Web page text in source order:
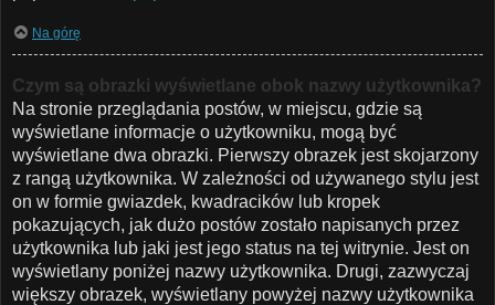
Na górę
Czym są obrazki wyświetlane obok nazwy użytkownika?
Na stronie przeglądania postów, w miejscu, gdzie są
wyświetlane informacje o użytkowniku, mogą być
wyświetlane dwa obrazki. Pierwszy obrazek jest skojarzony
z rangą użytkownika. W zależności od używanego stylu jest
on w formie gwiazdek, kwadracików lub kropek
pokazujących, jak dużo postów zostało napisanych przez
użytkownika lub jaki jest jego status na tej witrynie. Jest on
wyświetlany poniżej nazwy użytkownika. Drugi, zazwyczaj
większy obrazek, wyświetlany powyżej nazwy użytkownika